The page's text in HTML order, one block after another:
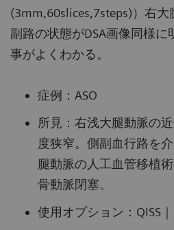
(3mm,60slices,7steps)）右大
副路の状態がDSA画像同様に
事がよくわかる。
症例：ASO
所見：右浅大腿動脈の
度狭窄。側副血行路を
腿動脈の人工血管移植
骨動脈閉塞。
使用オプション：QISS